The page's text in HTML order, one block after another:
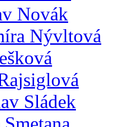
Novák
Nývltová
Sládek